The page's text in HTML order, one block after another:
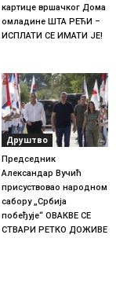
картице вршачког Дома
омладине ШТА РЕЋИ –
ИСПЛАТИ СЕ ИМАТИ ЈЕ!
Друштво
Председник
Александар Вучић
присуствовао народном
сабору „Србија
побеђује“ ОВАКВЕ СЕ
СТВАРИ РЕТКО ДОЖИВЕ